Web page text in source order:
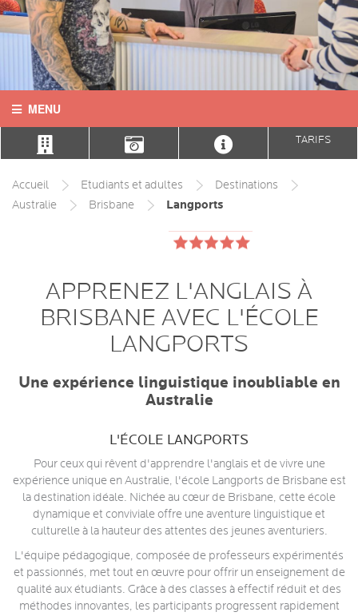
COURS CHEZ LE PROF
MENU
ACCUEIL
CONTACT
COURS
INFOS PRATIQUES
HÉBERGEMENTS
TARIFS
Accueil Etudiants et adultes
Destinations
Australie
Brisbane Langports
APPRENEZ L'ANGLAIS À
BRISBANE AVEC L'ÉCOLE
LANGPORTS
Une expérience linguistique inoubliable en
Australie
L'ÉCOLE LANGPORTS
Pour ceux qui rêvent d'apprendre l'anglais et de vivre une
expérience unique en Australie, l'école Langports de Brisbane est
la destination idéale. Nichée au cœur de Brisbane, cette école
dynamique et conviviale offre une aventure linguistique et
culturelle à la hauteur des attentes des jeunes aventuriers.
L'équipe pédagogique, composée de professeurs expérimentés
et passionnés, met tout en œuvre pour offrir un enseignement de
qualité aux étudiants. Grâce à des classes à effectif réduit et des
méthodes innovantes, les participants progressent rapidement